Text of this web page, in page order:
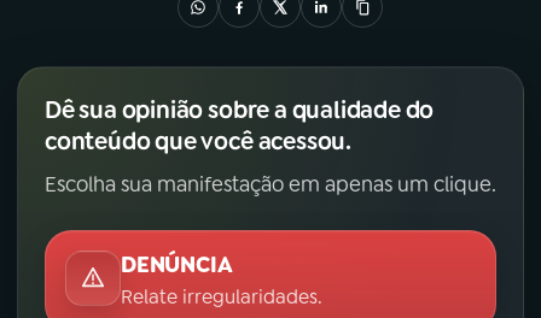
Dê sua opinião sobre a qualidade do
conteúdo que você acessou.
Escolha sua manifestação em apenas um clique.
DENÚNCIA
Relate irregularidades.